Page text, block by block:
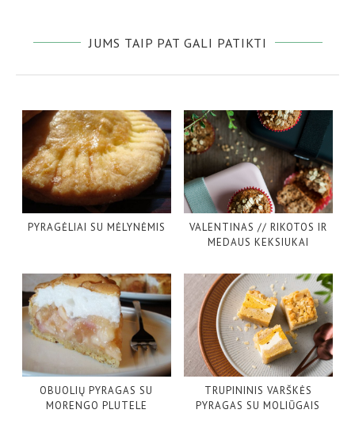
JUMS TAIP PAT GALI PATIKTI
PYRAGĖLIAI SU MĖLYNĖMIS
VALENTINAS // RIKOTOS IR
MEDAUS KEKSIUKAI
OBUOLIŲ PYRAGAS SU
MORENGO PLUTELE
TRUPININIS VARŠKĖS
PYRAGAS SU MOLIŪGAIS